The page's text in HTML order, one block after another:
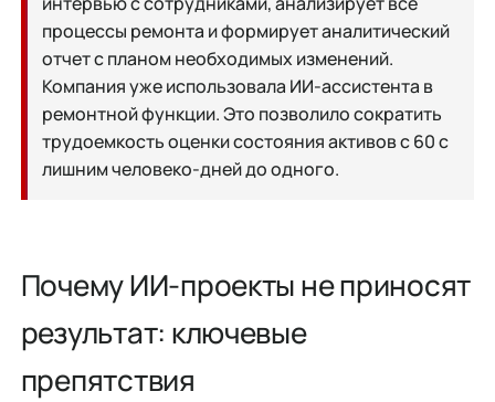
процессы ремонта и формирует аналитический
отчет с планом необходимых изменений.
Компания уже использовала ИИ-ассистента в
ремонтной функции. Это позволило сократить
трудоемкость оценки состояния активов с 60 с
лишним человеко-дней до одного.
Почему ИИ-проекты не приносят
результат: ключевые
препятствия